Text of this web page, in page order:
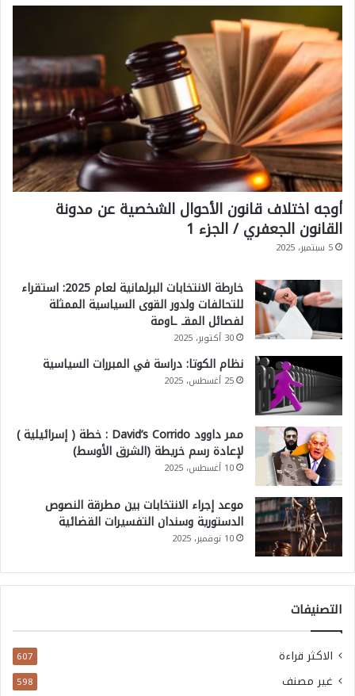
أوجه اختلاف قانون الأحوال الشخصية عن مدونة
القانون الجعفري / الجزء 1
5 سبتمبر، 2025
خارطة الانتخابات البرلمانية لعام 2025: استقراء
للتحالفات ولدور القوى السياسية الممثلة
لفصائل المقـ ـاومة
30 أكتوبر، 2025
نظام الكوتا: دراسة في المبررات السياسية
25 أغسطس، 2025
ممر داوود David’s Corrido : خطة ( إسرائيلية )
لإعادة رسم خريطة (الشرق الأوسط)
10 أغسطس، 2025
موعد إجراء الانتخابات بين مطرقة النصوص
الدستورية وسندان التفسيرات القضائية
10 نوفمبر، 2025
التصنيفات
الاكثر قراءة 607
غير مصنف 598